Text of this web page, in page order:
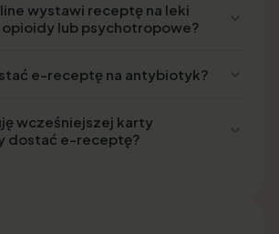
wystawi receptę na leki
lub psychotropowe?
e-receptę na antybiotyk?
wcześniejszej karty
dostać e-receptę?